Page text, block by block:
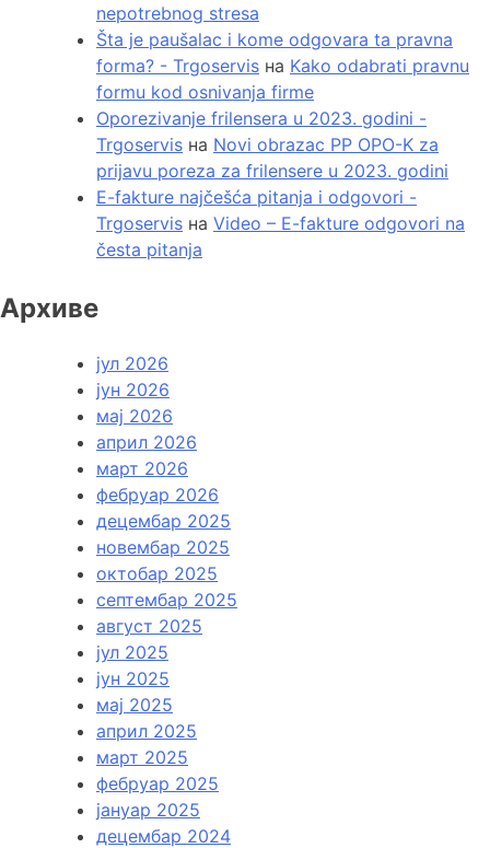
nepotrebnog stresa
Šta je paušalac i kome odgovara ta pravna
forma? - Trgoservis на Kako odabrati pravnu
formu kod osnivanja firme
Oporezivanje frilensera u 2023. godini -
Trgoservis на Novi obrazac PP OPO-K za
prijavu poreza za frilensere u 2023. godini
E-fakture najčešća pitanja i odgovori -
Trgoservis на Video – E-fakture odgovori na
česta pitanja
Архиве
јул 2026
јун 2026
мај 2026
април 2026
март 2026
фебруар 2026
децембар 2025
новембар 2025
октобар 2025
септембар 2025
август 2025
јул 2025
јун 2025
мај 2025
април 2025
март 2025
фебруар 2025
јануар 2025
децембар 2024